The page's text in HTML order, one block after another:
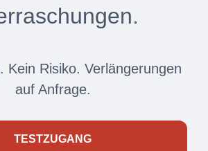
Kein Risiko. Verlängerungen
auf Anfrage.
TESTZUGANG